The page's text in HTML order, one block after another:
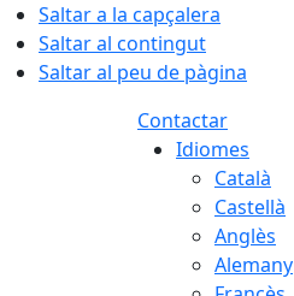
Saltar a la capçalera
Saltar al contingut
Saltar al peu de pàgina
Contactar
Idiomes
Català
Castellà
Anglès
Alemany